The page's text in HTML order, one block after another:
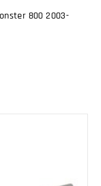
800 2003-